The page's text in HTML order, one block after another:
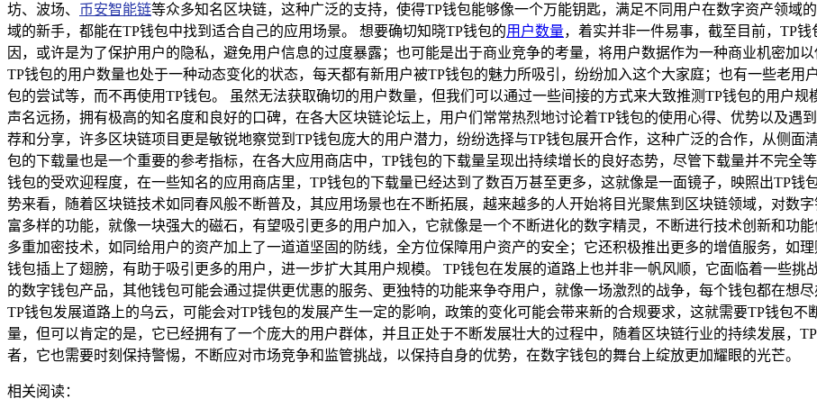
坊、波场、 币安智能链等众多知名区块链，这种广泛的支持，使得TP钱包能够像一个万能钥匙，满足不同用户在数字资产领域
域的新手，都能在TP钱包中找到适合自己的应用场景。 想要确切知晓TP钱包的用户数量，着实并非一件易事，截至目前，TP
因，或许是为了保护用户的隐私，避免用户信息的过度暴露；也可能是出于商业竞争的考量，将用户数据作为一种商业机密加
TP钱包的用户数量也处于一种动态变化的状态，每天都有新用户被TP钱包的魅力所吸引，纷纷加入这个大家庭；也有一些老
包的尝试等，而不再使用TP钱包。 虽然无法获取确切的用户数量，但我们可以通过一些间接的方式来大致推测TP钱包的用户
声名远扬，拥有极高的知名度和良好的口碑，在各大区块链论坛上，用户们常常热烈地讨论着TP钱包的使用心得、优势以及遇
荐和分享，许多区块链项目更是敏锐地察觉到TP钱包庞大的用户潜力，纷纷选择与TP钱包展开合作，这种广泛的合作，从侧面
包的下载量也是一个重要的参考指标，在各大应用商店中，TP钱包的下载量呈现出持续增长的良好态势，尽管下载量并不完全
钱包的受欢迎程度，在一些知名的应用商店里，TP钱包的下载量已经达到了数百万甚至更多，这就像是一面镜子，映照出TP
势来看，随着区块链技术如同春风般不断普及，其应用场景也在不断拓展，越来越多的人开始将目光聚焦到区块链领域，对数
富多样的功能，就像一块强大的磁石，有望吸引更多的用户加入，它就像是一个不断进化的数字精灵，不断进行技术创新和功
多重加密技术，如同给用户的资产加上了一道道坚固的防线，全方位保障用户资产的安全；它还积极推出更多的增值服务，如
钱包插上了翅膀，有助于吸引更多的用户，进一步扩大其用户规模。 TP钱包在发展的道路上也并非一帆风顺，它面临着一些
的数字钱包产品，其他钱包可能会通过提供更优惠的服务、更独特的功能来争夺用户，就像一场激烈的战争，每个钱包都在想
TP钱包发展道路上的乌云，可能会对TP钱包的发展产生一定的影响，政策的变化可能会带来新的合规要求，这就需要TP钱包
量，但可以肯定的是，它已经拥有了一个庞大的用户群体，并且正处于不断发展壮大的过程中，随着区块链行业的持续发展，
者，它也需要时刻保持警惕，不断应对市场竞争和监管挑战，以保持自身的优势，在数字钱包的舞台上绽放更加耀眼的光芒。
相关阅读：